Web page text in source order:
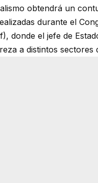
obtendrá un
durante el
donde el jefe de
a distintos sectores